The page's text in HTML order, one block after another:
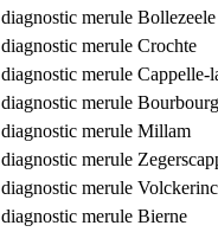
diagnostic merule Bollezeele
diagnostic merule Crochte
diagnostic merule Cappelle-
diagnostic merule Bourbourg
diagnostic merule Millam
diagnostic merule
diagnostic merule
diagnostic merule Bierne